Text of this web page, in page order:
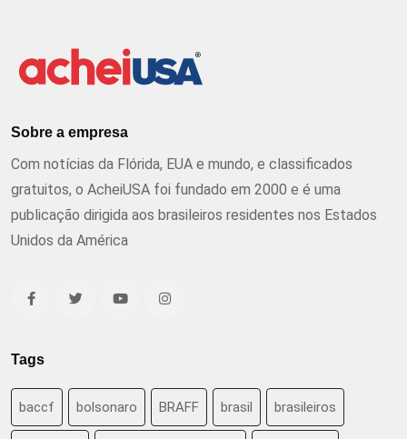
Sobre a empresa
Com notícias da Flórida, EUA e mundo, e classificados
gratuitos, o AcheiUSA foi fundado em 2000 e é uma
publicação dirigida aos brasileiros residentes nos Estados
Unidos da América
Tags
baccf bolsonaro BRAFF brasil brasileiros